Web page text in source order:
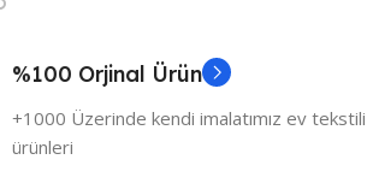
%100 Orjinal Ürün
+1000 Üzerinde kendi imalatımız ev tekstili
ürünleri